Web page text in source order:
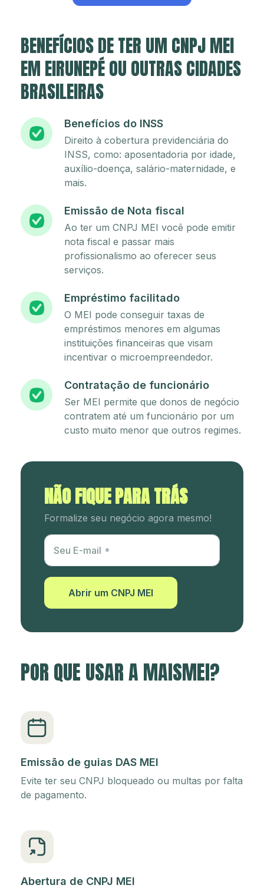
BENEFÍCIOS DE TER UM CNPJ MEI
EM EIRUNEPÉ OU OUTRAS CIDADES
BRASILEIRAS
Benefícios do INSS
Direito à cobertura previdenciária do
INSS, como: aposentadoria por idade,
auxílio-doença, salário-maternidade, e
mais.
Emissão de Nota fiscal
Ao ter um CNPJ MEI você pode emitir
nota fiscal e passar mais
profissionalismo ao oferecer seus
serviços.
Empréstimo facilitado
O MEI pode conseguir taxas de
empréstimos menores em algumas
instituições financeiras que visam
incentivar o microempreendedor.
Contratação de funcionário
Ser MEI permite que donos de negócio
contratem até um funcionário por um
custo muito menor que outros regimes.
NÃO FIQUE PARA TRÁS
Formalize seu negócio agora mesmo!
Utm Content
Seu E-mail
Abrir um CNPJ MEI
POR QUE USAR A MAISMEI?
Emissão de guias DAS MEI
Evite ter seu CNPJ bloqueado ou multas por falta
de pagamento.
Abertura de CNPJ MEI